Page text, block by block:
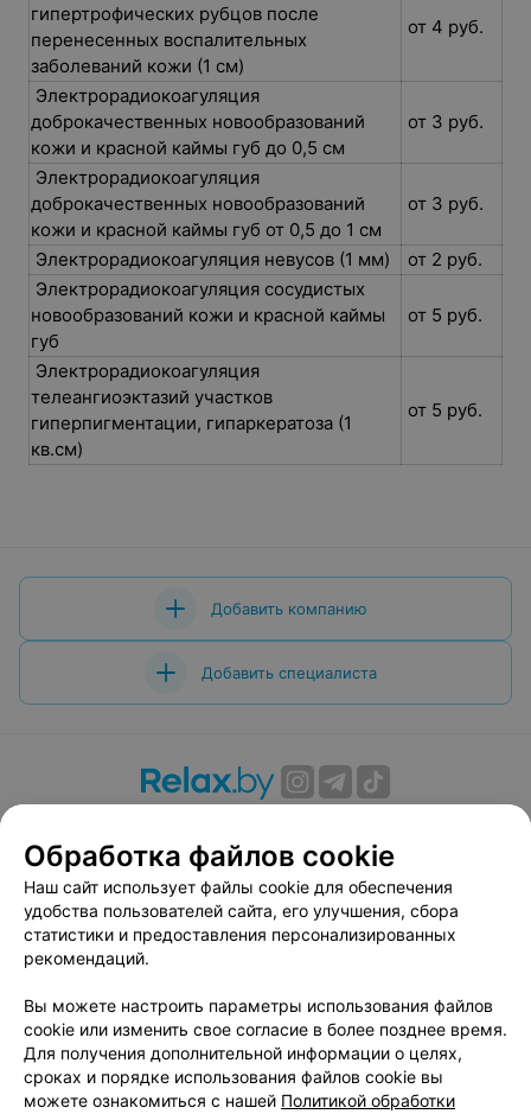
гипертрофических рубцов после
перенесенных воспалительных
заболеваний кожи (1 см)
от 4 руб.
Электрорадиокоагуляция
доброкачественных новообразований
кожи и красной каймы губ до 0,5 см
от 3 руб.
Электрорадиокоагуляция
доброкачественных новообразований
кожи и красной каймы губ от 0,5 до 1 см
от 3 руб.
Электрорадиокоагуляция невусов (1 мм)
от 2 руб.
Электрорадиокоагуляция сосудистых
новообразований кожи и красной каймы
губ
от 5 руб.
Электрорадиокоагуляция
телеангиоэктазий участков
гиперпигментации, гипаркератоза (1
кв.см)
от 5 руб.
Добавить компанию
Добавить специалиста
Вакансии
Публичный договор
Способы оплаты
Публичный договор по использованию сервиса
«Афиша»
Пользовательское соглашение
Связаться по вопросам сотрудничества
Написать руководителю relax.by
Персональные настройки cookie
Обработка персональных данных
Обработка файлов cookie
Наш сайт использует файлы cookie для обеспечения
удобства пользователей сайта, его улучшения, сбора
статистики и предоставления персонализированных
рекомендаций.
Вы можете настроить параметры использования файлов
cookie или изменить свое согласие в более позднее время.
Для получения дополнительной информации о целях,
сроках и порядке использования файлов cookie вы
можете ознакомиться с нашей Политикой обработки